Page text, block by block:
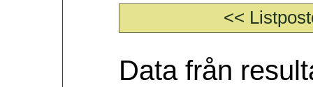
<<
Data från